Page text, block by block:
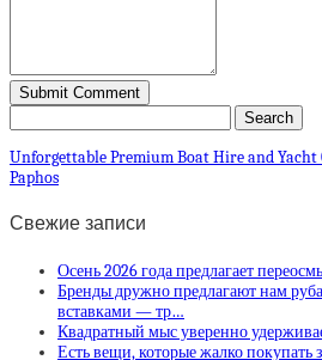
Unforgettable Premium Boat Hire and
Paphos
Свежие записи
Осень 2026 года предлагает
Бренды дружно предлагают нам
вставками — тр…
Квадратный мыс уверенно
Есть вещи, которые жалко покупать